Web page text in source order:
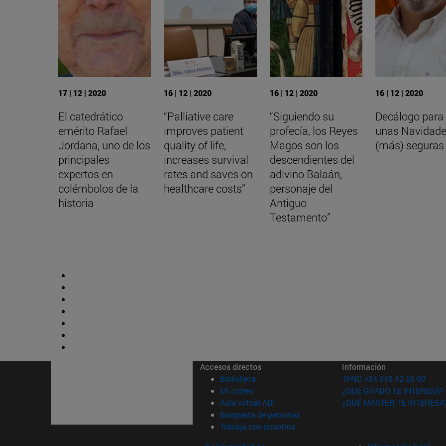
17 | 12 | 2020
El catedrático
emérito Rafael
Jordana, uno de los
principales
expertos en
colémbolos de la
historia
16 | 12 | 2020
“Palliative care
improves patient
quality of life,
increases survival
rates and saves on
healthcare costs”
16 | 12 | 2020
“Siguiendo su
profecía, los Reyes
Magos son los
descendientes del
adivino Balaán,
personaje del
Antiguo
Testamento”
16 | 12 | 2020
Decálogo para
unas
(más) seguras
Accesos directos
Biblioteca (abre en nueva ventana)
Mi correo(abre en nueva ventana)
Aula virtual ADI (abre en nueva ventana)
Búsqueda de personas(abre en nueva ventana)
Trabaja con nosotros(abre en nueva ventana)
Información
TFNO +34 948 42 56 00
¿QUÉ GRADO TE INTERESA?
¿QUÉ MÁSTER TE